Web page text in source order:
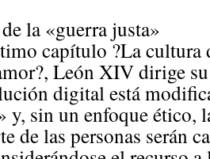
la «guerra justa»
capítulo ?La cultura
León XIV dirige
digital está
y, sin un enfoque ético,
de las personas serán